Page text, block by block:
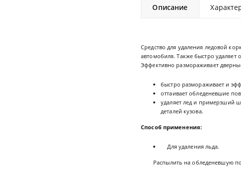
Описание
Средство для удаления ледовой
автомобиля. Также быстро удаляет
Эффективно размораживает
быстро размораживает и
оттаивает обледеневшие
удаляет лед и примерзший
деталей кузова.
Способ применения:
Для удаления льда.
Распылить на обледеневшую